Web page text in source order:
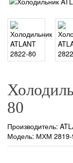
80
Производитель:
Модель: МХМ 2819-